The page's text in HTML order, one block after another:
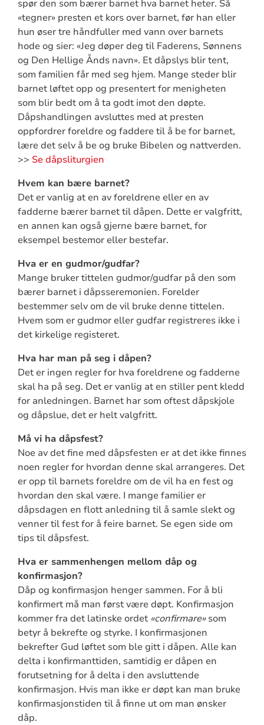
spør den som bærer barnet hva barnet heter. Så
«tegner» presten et kors over barnet, før han eller
hun øser tre håndfuller med vann over barnets
hode og sier: «Jeg døper deg til Faderens, Sønnens
og Den Hellige Ånds navn». Et dåpslys blir tent,
som familien får med seg hjem. Mange steder blir
barnet løftet opp og presentert for menigheten
som blir bedt om å ta godt imot den døpte.
Dåpshandlingen avsluttes med at presten
oppfordrer foreldre og faddere til å be for barnet,
lære det selv å be og bruke Bibelen og nattverden.
>> Se dåpsliturgien
Hvem kan bære barnet?
Det er vanlig at en av foreldrene eller en av
fadderne bærer barnet til dåpen. Dette er valgfritt,
en annen kan også gjerne bære barnet, for
eksempel bestemor eller bestefar.
Hva er en gudmor/gudfar?
Mange bruker tittelen gudmor/gudfar på den som
bærer barnet i dåpsseremonien. Forelder
bestemmer selv om de vil bruke denne tittelen.
Hvem som er gudmor eller gudfar registreres ikke i
det kirkelige registeret.
Hva har man på seg i dåpen?
Det er ingen regler for hva foreldrene og fadderne
skal ha på seg. Det er vanlig at en stiller pent kledd
for anledningen. Barnet har som oftest dåpskjole
og dåpslue, det er helt valgfritt.
Må vi ha dåpsfest?
Noe av det fine med dåpsfesten er at det ikke finnes
noen regler for hvordan denne skal arrangeres. Det
er opp til barnets foreldre om de vil ha en fest og
hvordan den skal være. I mange familier er
dåpsdagen en flott anledning til å samle slekt og
venner til fest for å feire barnet. Se egen side om
tips til dåpsfest.
Hva er sammenhengen mellom dåp og
konfirmasjon?
Dåp og konfirmasjon henger sammen. For å bli
konfirmert må man først være døpt. Konfirmasjon
kommer fra det latinske ordet «confirmare»som
betyr å bekrefte og styrke. I konfirmasjonen
bekrefter Gud løftet som ble gitt i dåpen. Alle kan
delta i konfirmanttiden, samtidig er dåpen en
forutsetning for å delta i den avsluttende
konfirmasjon. Hvis man ikke er døpt kan man bruke
konfirmasjonstiden til å finne ut om man ønsker
dåp.